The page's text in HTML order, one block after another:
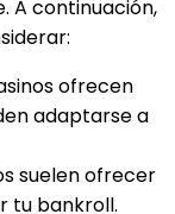
A continuación,
ofrecen
adaptarse a
suelen ofrecer
tu bankroll.